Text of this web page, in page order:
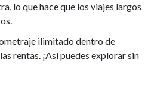
lo que hace que los viajes largos
ilimitado dentro de
rentas. ¡Así puedes explorar sin